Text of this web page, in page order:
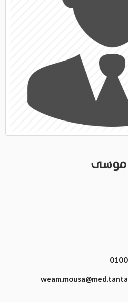
موسى